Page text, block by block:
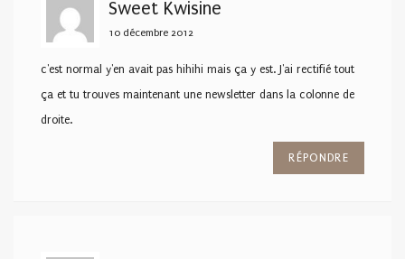
Sweet Kwisine
10 décembre 2012
c'est normal y'en avait pas hihihi mais ça y est. J'ai rectifié tout
ça et tu trouves maintenant une newsletter dans la colonne de
droite.
RÉPONDRE